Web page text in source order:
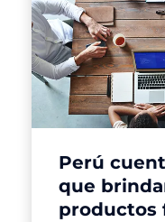
Perú
que
productos